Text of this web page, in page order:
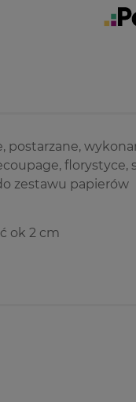
florystyce,
zestawu papierów
ok 2 cm